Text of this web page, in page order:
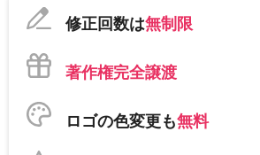
修正回数は無制限
著作権完全譲渡
ロゴの色変更も無料